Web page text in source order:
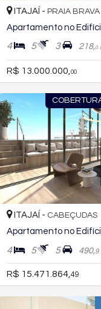
ITAJAÍ - PRAIA BRAVA
4 5 3 218,0
R$ 13.000.000, 00
ITAJAÍ - CABEÇUDAS
4 5 5 490,9
R$ 15.471.864,49